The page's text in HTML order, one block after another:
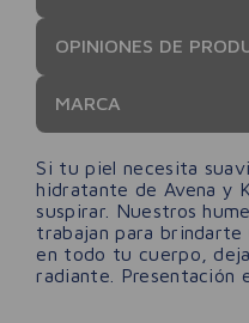
OPINIONES DE
MARCA
Si tu piel necesita
hidratante de Avena y
suspirar. Nuestros
trabajan para brindarte
en todo tu cuerpo,
radiante. Presentación